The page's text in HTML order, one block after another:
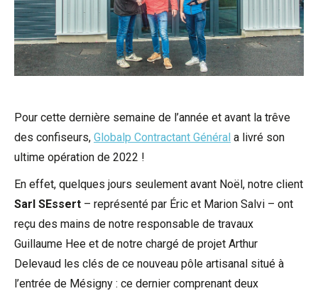
Pour cette dernière semaine de l’année et avant la trêve
des confiseurs, Globalp Contractant Général a livré son
ultime opération de 2022 !
En effet, quelques jours seulement avant Noël, notre client
Sarl SEssert – représenté par Éric et Marion Salvi – ont
reçu des mains de notre responsable de travaux
Guillaume Hee et de notre chargé de projet Arthur
Delevaud les clés de ce nouveau pôle artisanal situé à
l’entrée de Mésigny : ce dernier comprenant deux